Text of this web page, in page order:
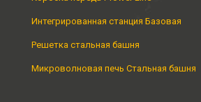
Интегрированная станция Базовая
Решетка стальная башня
Микроволновая печь Стальная башня